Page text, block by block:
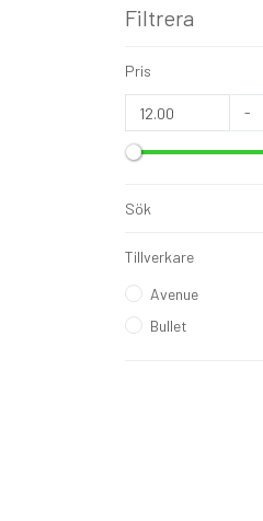
Filtrera
Pris
-
Sök
Tillverkare
Avenue
Bullet